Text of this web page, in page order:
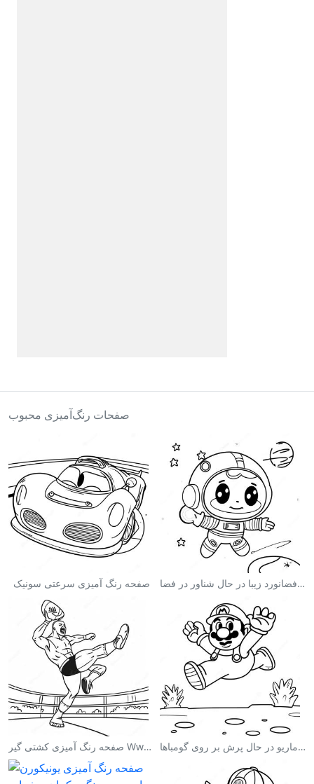
صفحات رنگ‌آمیزی محبوب
صفحه رنگ آمیزی سرعتی سونیک صفحه رنگ آمیزی فضانورد زیبا در حال شناور در فضا
صفحه رنگ آمیزی کشتی گیر Wwe در حال پرش بر روی حریف صفحه رنگ آمیزی ماریو در حال پرش بر روی گومباها